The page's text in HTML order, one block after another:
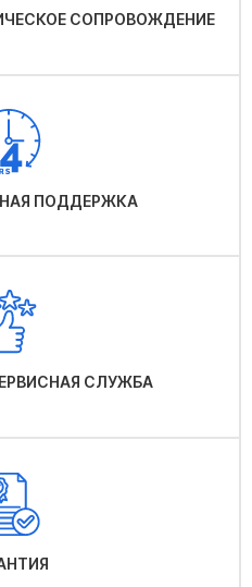
СОПРОВОЖДЕНИЕ
ПОДДЕРЖКА
СЛУЖБА